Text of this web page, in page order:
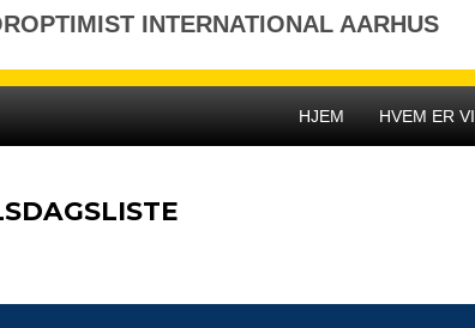
INTERNATIONAL AARHUS
HJEM
HVEM ER VI